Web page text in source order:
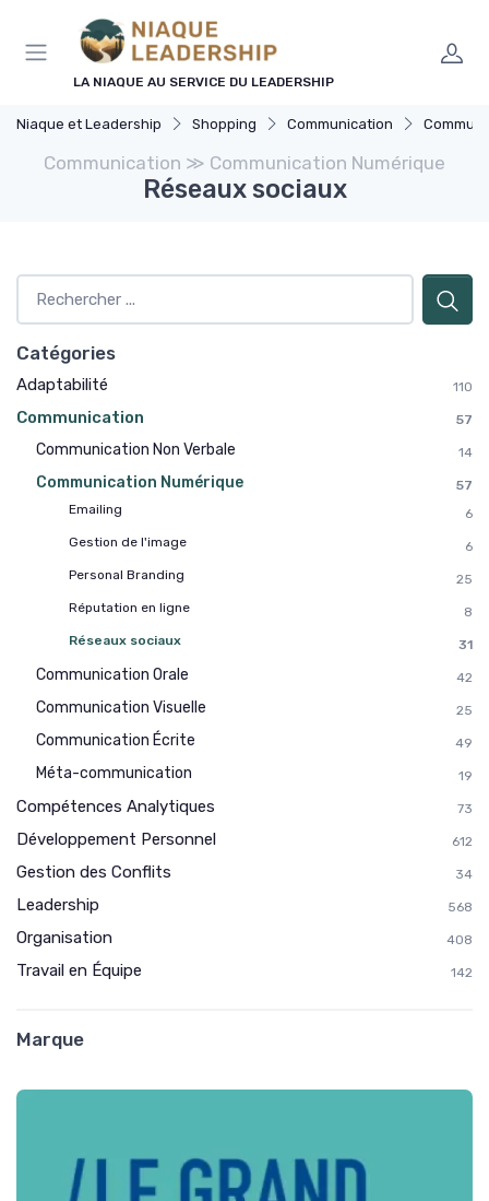
LA NIAQUE AU SERVICE DU LEADERSHIP
Niaque et Leadership Shopping Communication
Communication ≫ Communication Numérique
Réseaux sociaux
Catégories
Adaptabilité 110
Communication 57
Communication Non Verbale 14
Communication Numérique
57
Emailing
6
Gestion de l'image
6
Personal Branding
25
Réputation en ligne
8
Réseaux sociaux
31
Communication Orale 42
Communication Visuelle 25
Communication Écrite 49
Méta-communication 19
Compétences Analytiques 73
Développement Personnel 612
Gestion des Conflits 34
Leadership 568
Organisation 408
Travail en Équipe 142
Marque